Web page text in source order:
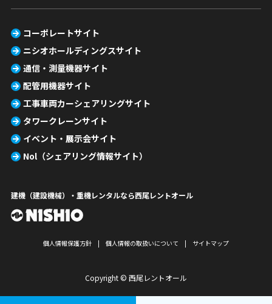
コーポレートサイト
ニシオホールディングスサイト
通信・測量機器サイト
配管用機器サイト
工事車両カーシェアリングサイト
タワークレーンサイト
イベント・展示会サイト
Nol（シェアリング情報サイト）
建機（建設機械）・重機レンタルなら西尾レントオール
個人情報保護方針 個人情報の取扱いについて サイトマップ
Copyright © 西尾レントオール